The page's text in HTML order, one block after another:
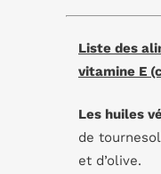
Liste des
vitamine E
Les huiles
de
et d’olive.